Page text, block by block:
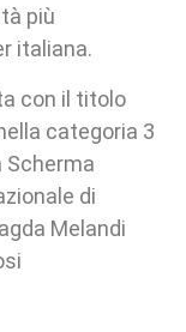
più
italiana.
con il titolo
categoria 3
Scherma
di
Melandi